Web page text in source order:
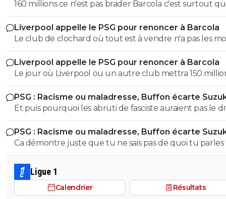
160 millions ce n'est pas brader Barcola c'est surtout
Liverpool ou un autre club ne payera jamais cette
pour un joueur qui n'est plus titulaire au PSG et à qui
une année de contrat. C'est de la folie pure.
Liverpool appelle le PSG pour renoncer à Barcola
Le club de clochard où tout est à vendre n'a pas les
d'avoir un état derrière lui avec des fonds illimités. Si
de banlieue n'avait pas le Qatar comme propriétaire, il
déjà depuis longtemps en Ligue 2.
Liverpool appelle le PSG pour renoncer à Barcola
Le jour où Liverpool ou un autre club mettra 150
Barcola un semi remplaçant auquel il ne reste plus
année de contrat au PSG n'est pas né. Tu rêves
PSG. Au 01/01/2027 Barcola sera libre d'aller où il veut
zéro.
PSG : Racisme ou maladresse, Buffon écarte
Et puis pourquoi les abruti de fasciste auraient pas le
s'exprimer? Toi t'es un gros débile qui sait pas faire la
différence entre nazisme et fascisme, t'a bien le droit de
t'exprimer lol Tous les abrutis et idiots ont le droit de
s'exprimer lol
PSG : Racisme ou maladresse, Buffon écarte
Ca démontre juste que tu ne sais pas de quoi tu parles !!
etre sacrément débile pour confondre nazisme et
T'a meme pas le niveau en histoire d'un collégien...
partir de là tes idées politiques on s'en tape Quand on sait pas
faire la différence entre le nazisme et le fascisme
Ligue 1
Calendrier Résultats